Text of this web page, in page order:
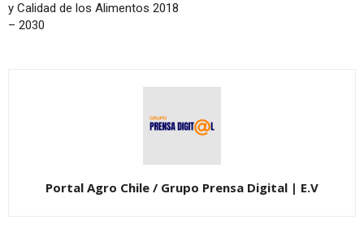
y Calidad de los Alimentos 2018
– 2030
Portal Agro Chile / Grupo Prensa Digital | E.V